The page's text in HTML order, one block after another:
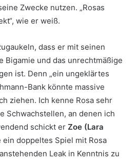
Zwecke nutzen. „Rosas
wie er weiß.
dass er mit seinen
Bigamie und das unrechtmäßige
ist. Denn „ein ungeklärtes
Bank könnte massive
ziehen. Ich kenne Rosa sehr
Schwachstellen, an denen ich
schickt er Zoe (Lara
ein doppeltes Spiel mit Rosa
Leak in Kenntnis zu